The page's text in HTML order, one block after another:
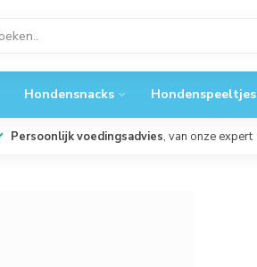
Hondensnacks Hondenspeeltjes
Persoonlijk voedingsadvies, van onze expert